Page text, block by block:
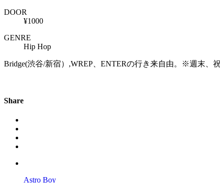
DOOR
¥1000
GENRE
Hip Hop
Bridge(渋谷/新宿）,WREP、ENTERの行き来自由。※週末、
Share
Astro Boy